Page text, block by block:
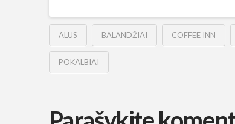
ALUS BALANDŽIAI COFFEE INN
POKALBIAI